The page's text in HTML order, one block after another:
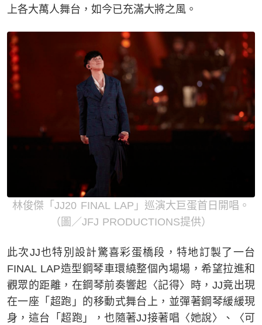
上各大萬人舞台，如今已充滿大將之風。
林俊傑「JJ20 FINAL LAP」巡演大巨蛋首日開唱。
（圖／JFJ PRODUCTIONS提供）
此次JJ也特別設計驚喜彩蛋橋段，特地訂製了一台
FINAL LAP造型鋼琴車環繞整個內場場，希望拉進和
觀眾的距離，在鋼琴前奏響起〈記得〉時，JJ竟出現
在一座「超跑」的移動式舞台上，並彈著鋼琴緩緩現
身，這台「超跑」，也隨著JJ接著唱〈她說〉、〈可